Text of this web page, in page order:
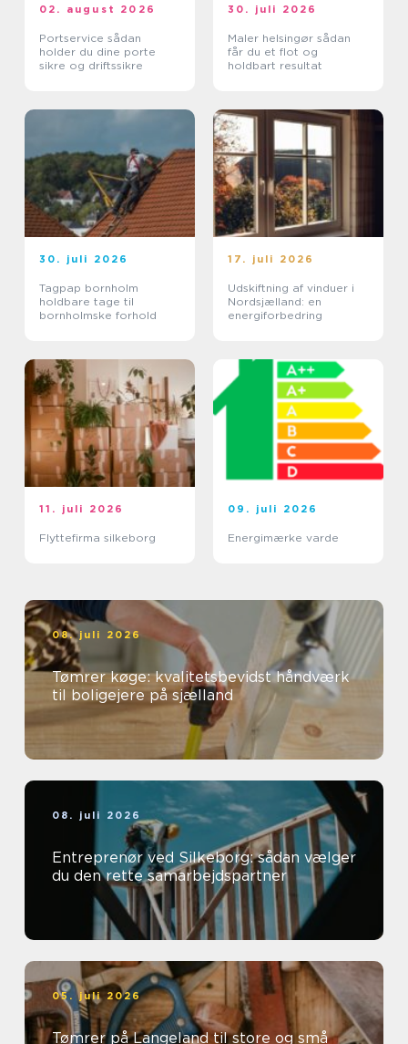
02. august 2026
Portservice sådan
holder du dine porte
sikre og driftssikre
30. juli 2026
Maler helsingør sådan
får du et flot og
holdbart resultat
30. juli 2026
Tagpap bornholm
holdbare tage til
bornholmske forhold
17. juli 2026
Udskiftning af vinduer i
Nordsjælland: en
energiforbedring
11. juli 2026
Flyttefirma silkeborg
09. juli 2026
Energimærke varde
08. juli 2026
Tømrer køge: kvalitetsbevidst håndværk
til boligejere på sjælland
08. juli 2026
Entreprenør ved Silkeborg: sådan vælger
du den rette samarbejdspartner
05. juli 2026
Tømrer på Langeland til store og små